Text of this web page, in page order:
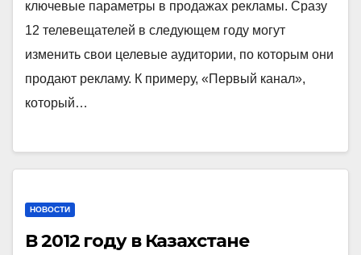
ключевые параметры в продажах рекламы. Сразу
12 телевещателей в следующем году могут
изменить свои целевые аудитории, по которым они
продают рекламу. К примеру, «Первый канал»,
который…
НОВОСТИ
В 2012 году в Казахстане